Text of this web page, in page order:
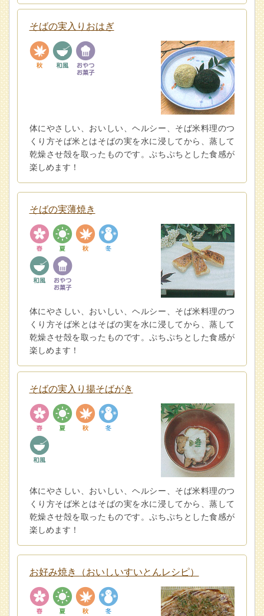
そばの実入りおはぎ
体にやさしい、おいしい、ヘルシー、そば米料理のつ
くり方そば米とはそばの実を水に浸してから、蒸して
乾燥させ殻を取ったものです。ぷちぷちとした食感が
楽しめます！
そばの実薄焼き
体にやさしい、おいしい、ヘルシー、そば米料理のつ
くり方そば米とはそばの実を水に浸してから、蒸して
乾燥させ殻を取ったものです。ぷちぷちとした食感が
楽しめます！
そばの実入り揚そばがき
体にやさしい、おいしい、ヘルシー、そば米料理のつ
くり方そば米とはそばの実を水に浸してから、蒸して
乾燥させ殻を取ったものです。ぷちぷちとした食感が
楽しめます！
お好み焼き（おいしいすいとんレシピ）